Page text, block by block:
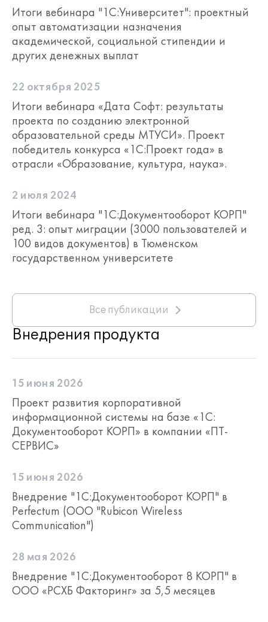
Итоги вебинара "1С:Университет": проектный
опыт автоматизации назначения
академической, социальной стипендии и
других денежных выплат
22 октября 2025
Итоги вебинара «Дата Софт: результаты
проекта по созданию электронной
образовательной среды МТУСИ». Проект
победитель конкурса «1С:Проект года» в
отрасли «Образование, культура, наука».
2 июля 2024
Итоги вебинара "1С:Документооборот КОРП"
ред. 3: опыт миграции (3000 пользователей и
100 видов документов) в Тюменском
государственном университете
Все публикации
Внедрения продукта
15 июня 2026
Проект развития корпоративной
информационной системы на базе «1С:
Документооборот КОРП» в компании «ПТ-
СЕРВИС»
15 июня 2026
Внедрение "1С:Документооборот КОРП" в
Perfectum (ООО "Rubicon Wireless
Communication")
28 мая 2026
Внедрение "1С:Документооборот 8 КОРП" в
ООО «РСХБ Факторинг» за 5,5 месяцев